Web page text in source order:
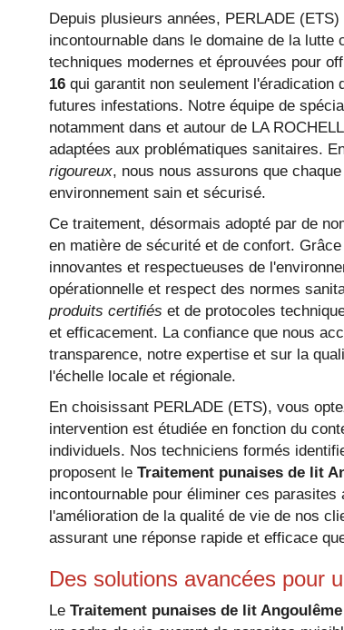
Depuis plusieurs années, PERLADE
incontournable dans le domaine de la
techniques modernes et éprouvées pour
16qui garantit non seulement l'éradication
futures infestations. Notre équipe de
notamment dans et autour de LA
adaptées aux problématiques sanitaires.
rigoureux, nous nous assurons que
environnement sain et sécurisé.
Ce traitement, désormais adopté par de
en matière de sécurité et de confort.
innovantes et respectueuses de
opérationnelle et respect des normes
produits certifiés et de protocoles
et efficacement. La confiance que nous
transparence, notre expertise et sur la
l'échelle locale et régionale.
En choisissant PERLADE (ETS), vous
intervention est étudiée en fonction du
individuels. Nos techniciens formés
proposent le Traitement punaises de lit
incontournable pour éliminer ces
l'amélioration de la qualité de vie de nos
assurant une réponse rapide et efficace
Des solutions avancées pour
Le Traitement punaises de lit Angoulême